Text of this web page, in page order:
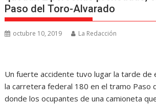
Paso del Toro-Alvarado
octubre 10, 2019 La Redacción
Un fuerte accidente tuvo lugar la tarde
la carretera federal 180 en el tramo Paso
donde los ocupantes de una camioneta